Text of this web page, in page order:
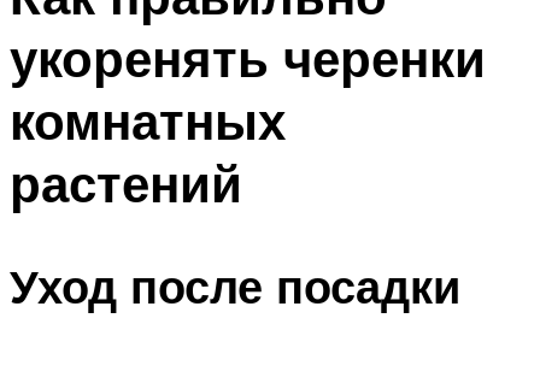
укоренять черенки
комнатных
растений
Уход после посадки